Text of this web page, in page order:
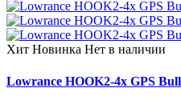
Хит Новинка Нет в наличии
Lowrance HOOK2-4x GPS